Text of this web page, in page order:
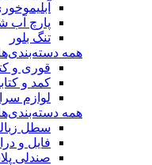
پارچ آب
تنگ بلور
همه
قوری و
کمد و
لوازم
همه
سطل
فایل و
صندلی